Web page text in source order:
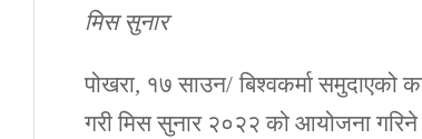
मिस सुनार
पोखरा, १७ साउन/ बिश्वकर्मा समुदाएको
गरी मिस सुनार २०२२ को आयोजना